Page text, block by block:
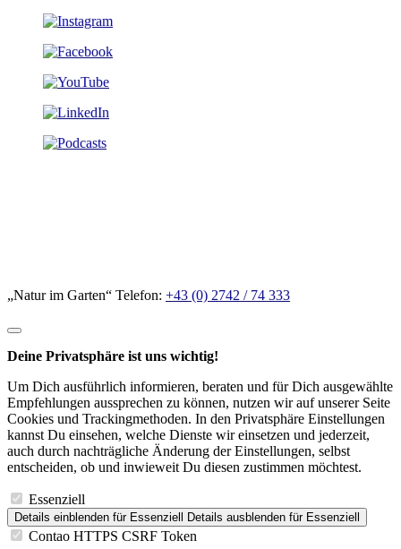
„Natur im Garten“ Telefon: +43 (0) 2742 / 74 333
Deine Privatsphäre ist uns wichtig!
Um Dich ausführlich informieren, beraten und für Dich ausgewählte
Empfehlungen aussprechen zu können, nutzen wir auf unserer Seite
Cookies und Trackingmethoden. In den Privatsphäre Einstellungen
kannst Du einsehen, welche Dienste wir einsetzen und jederzeit,
auch durch nachträgliche Änderung der Einstellungen, selbst
entscheiden, ob und inwieweit Du diesen zustimmen möchtest.
Essenziell
Details einblenden für Essenziell Details ausblenden für Essenziell
Contao HTTPS CSRF Token